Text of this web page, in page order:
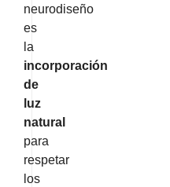
neurodiseño
es
la
incorporación
de
luz
natural
para
respetar
los